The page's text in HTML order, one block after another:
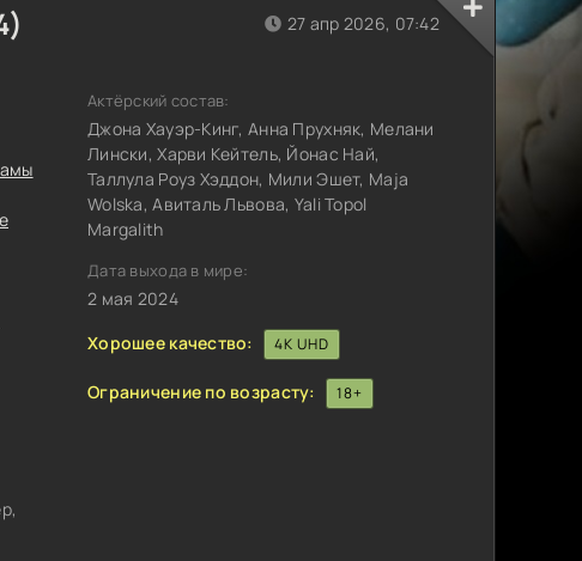
27 апр 2026, 07:42
Актёрский состав:
Джона Хауэр-Кинг, Анна Прухняк, Мелани
Лински, Харви Кейтель, Йонас Най,
Таллула Роуз Хэддон, Мили Эшет, Maja
Wolska, Авиталь Львова, Yali Topol
Margalith
Дата выхода в мире:
2 мая 2024
Хорошее качество:
4K UHD
Ограничение по возрасту: 18+